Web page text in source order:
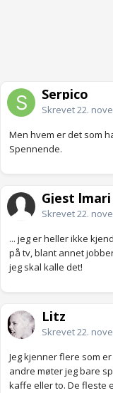
Serpico
Skrevet22.
Men hvem er det som
Spennende.
Gjest lmari
Skrevet22.
... jeg er heller ikke
på tv, blant annet
jeg skal kalle det!
Litz
Skrevet22.
Jeg kjenner flere som
andre møter jeg bare
kaffe eller to. De fleste